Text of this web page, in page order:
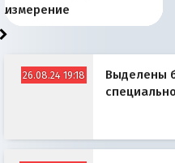
«переобувании» хозяев
суверенной экономике
Анкориджа
внутренней политике
отношениям с Россией?
Южной Осетии
измерение
26.08.24 19:18
Выделены